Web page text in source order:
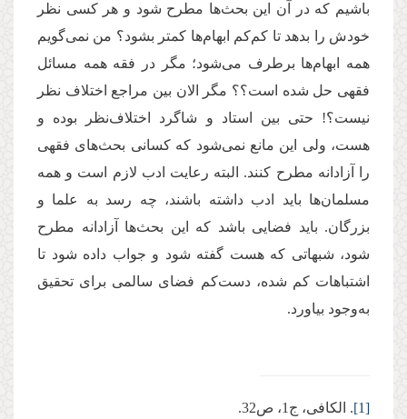
باشیم که در آن این بحث‌ها مطرح شود و هر کسی نظر
خودش را بدهد تا کم‌کم ابهام‌ها کمتر بشود؟ من نمی‌گویم
همه ابهام‌ها برطرف می‌شود؛ مگر در فقه همه مسائل
فقهی حل شده است؟؟ مگر الان بین مراجع اختلاف نظر
نیست؟! حتی بین استاد و شاگرد اختلاف‌نظر بوده و
هست، ولی این مانع نمی‌شود که کسانی بحث‌های فقهی
را آزادانه مطرح کنند.‌ البته رعایت ادب لازم است و همه
مسلمان‌ها باید ادب داشته باشند، چه رسد به علما و
بزرگان. باید فضایی باشد که این بحث‌ها آزادانه مطرح
شود، شبهاتی که هست گفته شود و جواب داده شود تا
اشتباهات کم شده، دست‌کم فضای سالمی برای تحقیق
به‌‌وجود بیاورد.
[1]. الکافی، ج1، ص32.